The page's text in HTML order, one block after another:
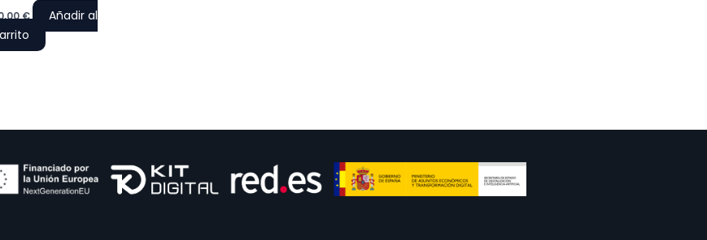
€
Añadir al